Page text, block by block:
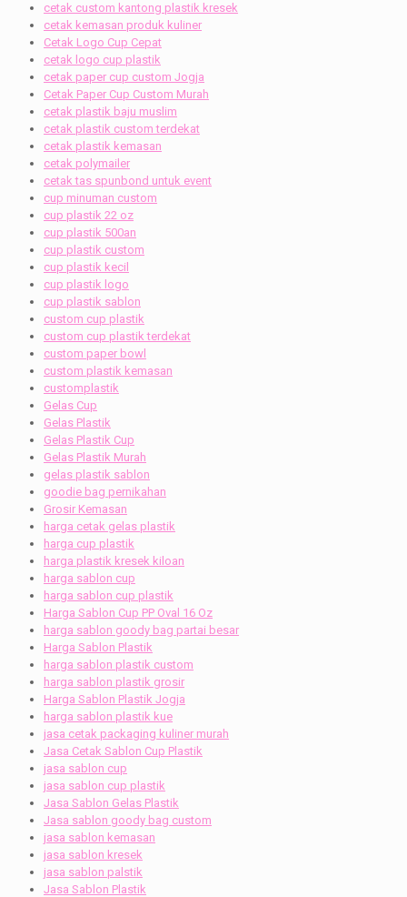
cetak custom kantong plastik kresek
cetak kemasan produk kuliner
Cetak Logo Cup Cepat
cetak logo cup plastik
cetak paper cup custom Jogja
Cetak Paper Cup Custom Murah
cetak plastik baju muslim
cetak plastik custom terdekat
cetak plastik kemasan
cetak polymailer
cetak tas spunbond untuk event
cup minuman custom
cup plastik 22 oz
cup plastik 500an
cup plastik custom
cup plastik kecil
cup plastik logo
cup plastik sablon
custom cup plastik
custom cup plastik terdekat
custom paper bowl
custom plastik kemasan
customplastik
Gelas Cup
Gelas Plastik
Gelas Plastik Cup
Gelas Plastik Murah
gelas plastik sablon
goodie bag pernikahan
Grosir Kemasan
harga cetak gelas plastik
harga cup plastik
harga plastik kresek kiloan
harga sablon cup
harga sablon cup plastik
Harga Sablon Cup PP Oval 16 Oz
harga sablon goody bag partai besar
Harga Sablon Plastik
harga sablon plastik custom
harga sablon plastik grosir
Harga Sablon Plastik Jogja
harga sablon plastik kue
jasa cetak packaging kuliner murah
Jasa Cetak Sablon Cup Plastik
jasa sablon cup
jasa sablon cup plastik
Jasa Sablon Gelas Plastik
Jasa sablon goody bag custom
jasa sablon kemasan
jasa sablon kresek
jasa sablon palstik
Jasa Sablon Plastik